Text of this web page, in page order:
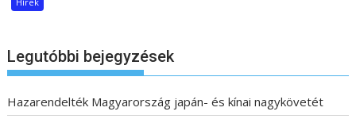
Legutóbbi bejegyzések
Hazarendelték Magyarország japán- és kínai nagykövetét